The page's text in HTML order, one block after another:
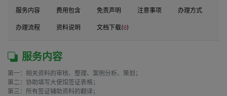
服务内容 费用包含 免责声明 注意事项 办理方式
办理流程 资料说明 文档下载(8)
服务内容
第一：相关资料的审核、整理、案例分析、策划；
第二：协助填写大使馆签证表格；
第三：所有签证辅助资料的翻译；